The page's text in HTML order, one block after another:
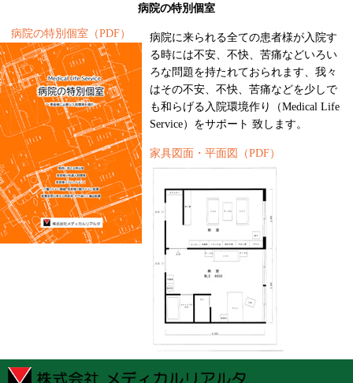
病院の特別個室
病院の特別個室（PDF）
病院に来られる全ての患者様が入院す
る時には不安、不快、苦痛などいろい
ろな問題を持たれておられます、我々
はその不安、不快、苦痛などを少しで
も和らげる入院環境作り（Medical Life
Service）をサポート 致します。
家具図面・平面図（PDF）